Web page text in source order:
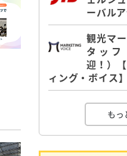
ーバル
観光マ
タッフ
迎！）
ィング・ボイス】
もっ